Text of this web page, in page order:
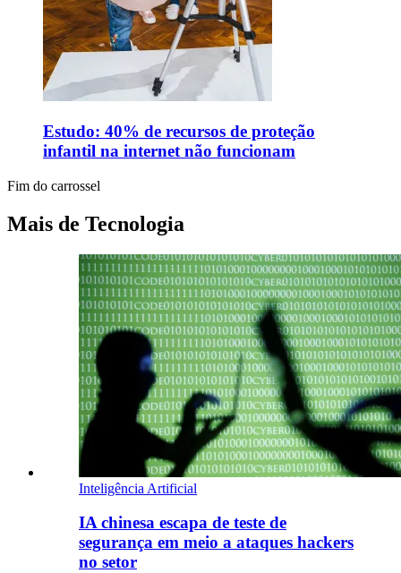
Estudo: 40% de recursos de proteção
infantil na internet não funcionam
Fim do carrossel
Mais de Tecnologia
Inteligência Artificial
IA chinesa escapa de teste de
segurança em meio a ataques hackers
no setor